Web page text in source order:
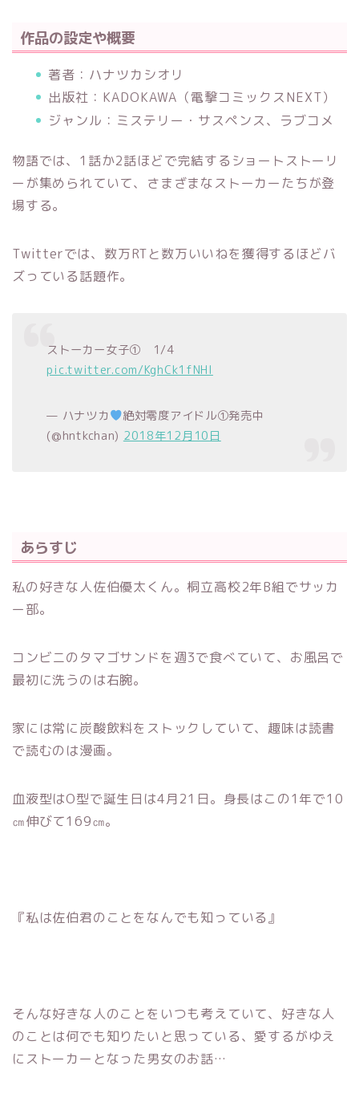
作品の設定や概要
著者：ハナツカシオリ
出版社：KADOKAWA（電撃コミックスNEXT）
ジャンル：ミステリー・サスペンス、ラブコメ
物語では、1話か2話ほどで完結するショートストーリ
ーが集められていて、さまざまなストーカーたちが登
場する。
Twitterでは、数万RTと数万いいねを獲得するほどバ
ズっている話題作。
ストーカー女子① 1/4
pic.twitter.com/KghCk1fNHl
— ハナツカ
絶対零度アイドル①発売中
(@hntkchan) 2018年12月10日
あらすじ
私の好きな人佐伯優太くん。桐立高校2年B組でサッカ
ー部。
コンビニのタマゴサンドを週3で食べていて、お風呂で
最初に洗うのは右腕。
家には常に炭酸飲料をストックしていて、趣味は読書
で読むのは漫画。
血液型はO型で誕生日は4月21日。身長はこの1年で10
㎝伸びて169㎝。
『私は佐伯君のことをなんでも知っている』
そんな好きな人のことをいつも考えていて、好きな人
のことは何でも知りたいと思っている、愛するがゆえ
にストーカーとなった男女のお話…